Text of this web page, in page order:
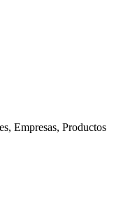
Empresas, Productos